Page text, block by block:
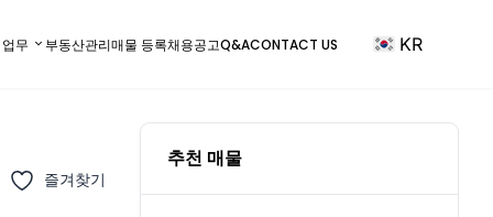
무 부동산관리매물 등록채용공고Q&ACONTACT US KR
즐겨찾기
추천 매물